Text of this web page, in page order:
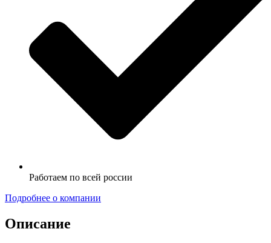
Работаем по всей россии
Подробнее о компании
Описание